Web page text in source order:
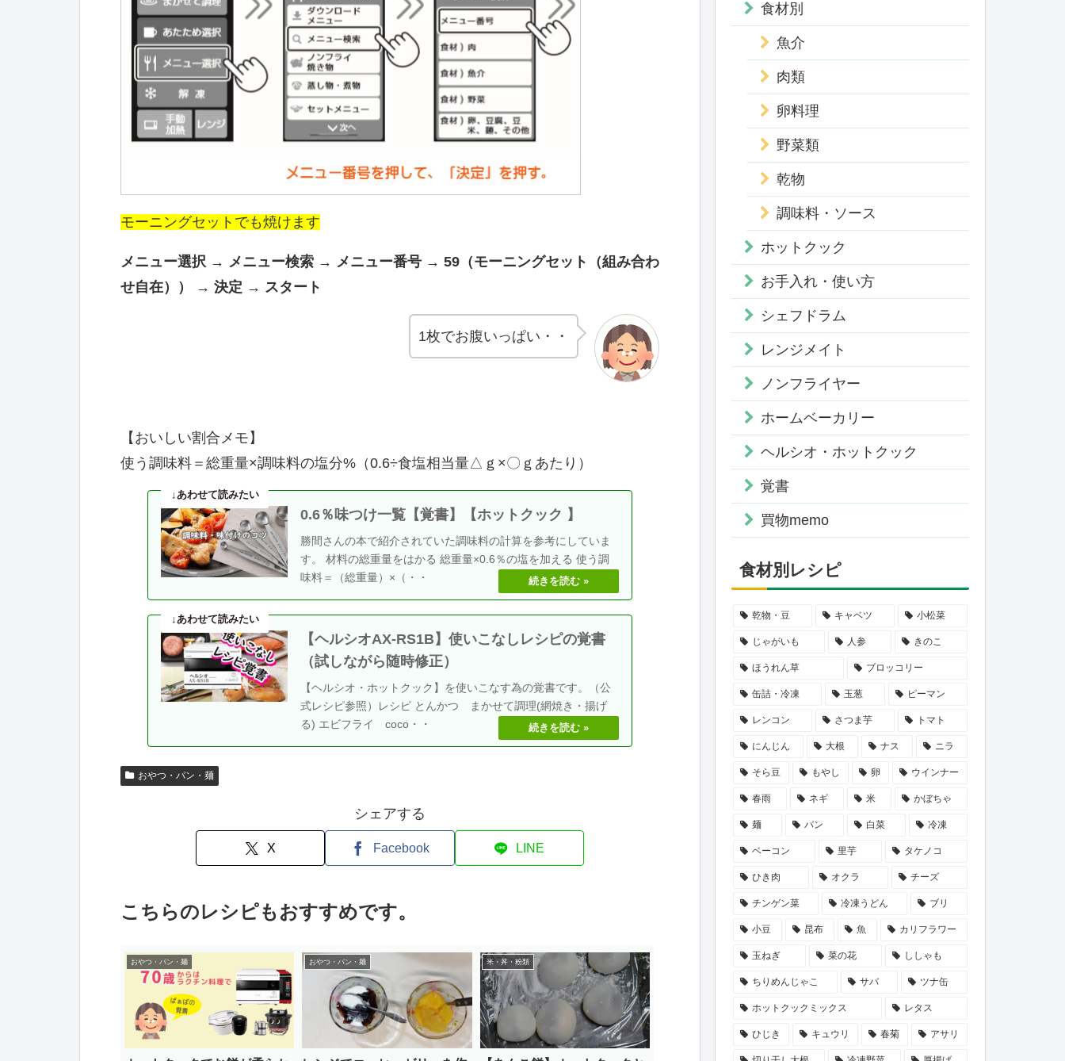
モーニングセットでも焼けます
メニュー選択 → メニュー検索 → メニュー番号 → 59（モーニングセット（組み合わ
せ自在）） → 決定 → スタート
1枚でお腹いっぱい・・
【おいしい割合メモ】
使う調味料＝総重量×調味料の塩分%（0.6÷食塩相当量△ｇ×〇ｇあたり）
0.6％味つけ一覧【覚書】【ホットクック 】
勝間さんの本で紹介されていた調味料の計算を参考にしていま
す。 材料の総重量をはかる 総重量×0.6％の塩を加える 使う調
味料＝（総重量）×（・・
【ヘルシオAX-RS1B】使いこなしレシピの覚書
（試しながら随時修正）
【ヘルシオ・ホットクック】を使いこなす為の覚書です。（公
式レシピ参照）レシピ とんかつ まかせて調理(網焼き・揚げ
る) エビフライ coco・・
おやつ・パン・麺
シェアする
X Facebook LINE
こちらのレシピもおすすめです。
おやつ・パン・麺 おやつ・パン・麺 米・丼・粉類
食材別
魚介
肉類
卵料理
野菜類
乾物
調味料・ソース
ホットクック
お手入れ・使い方
シェフドラム
レンジメイト
ノンフライヤー
ホームベーカリー
ヘルシオ・ホットクック
覚書
買物memo
食材別レシピ
乾物・豆 キャベツ 小松菜
じゃがいも 人参 きのこ
ほうれん草 ブロッコリー
缶詰・冷凍 玉葱 ピーマン
レンコン さつま芋 トマト
にんじん 大根 ナス ニラ
そら豆 もやし 卵 ウインナー
春雨 ネギ 米 かぼちゃ
麺 パン 白菜 冷凍
ベーコン 里芋 タケノコ
ひき肉 オクラ チーズ
チンゲン菜 冷凍うどん ブリ
小豆 昆布 魚 カリフラワー
玉ねぎ 菜の花 ししゃも
ちりめんじゃこ サバ ツナ缶
ホットクックミックス レタス
ひじき キュウリ 春菊 アサリ